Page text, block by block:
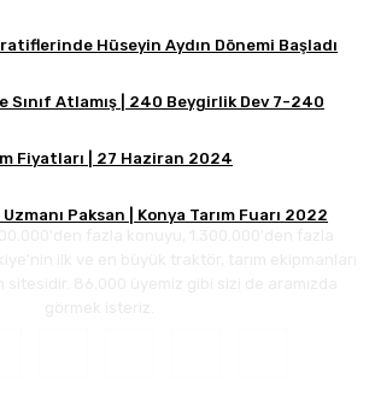
Hüseyin Aydın Dönemi Başladı
Sınıf Atlamış | 240 Beygirlik Dev 7-240
Fiyatları | 27 Haziran 2024
Paksan | Konya Tarım Fuarı 2022